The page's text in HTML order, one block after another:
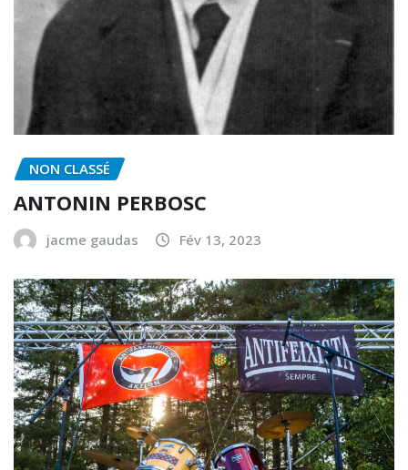
NON CLASSÉ
ANTONIN PERBOSC
jacme gaudas Fév 13, 2023